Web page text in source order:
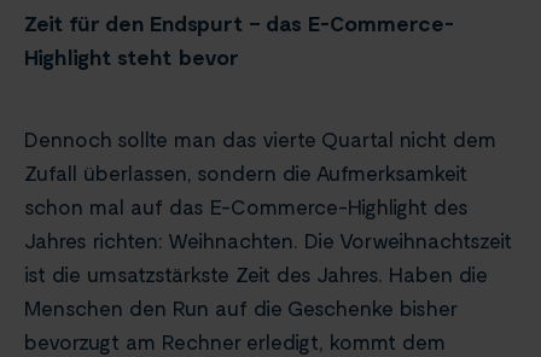
Zeit für den Endspurt – das E-Commerce-
Highlight steht bevor
Dennoch sollte man das vierte Quartal nicht dem
Zufall überlassen, sondern die Aufmerksamkeit
schon mal auf das E-Commerce-Highlight des
Jahres richten: Weihnachten. Die Vorweihnachtszeit
ist die umsatzstärkste Zeit des Jahres. Haben die
Menschen den Run auf die Geschenke bisher
bevorzugt am Rechner erledigt, kommt dem